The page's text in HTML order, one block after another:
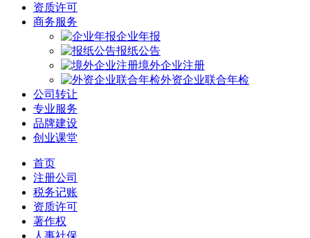
资质许可
商务服务
企业年报
报纸公告
境外企业注册
外资企业联合年检
公司转让
专业服务
品牌建设
创业课堂
首页
注册公司
税务记账
资质许可
著作权